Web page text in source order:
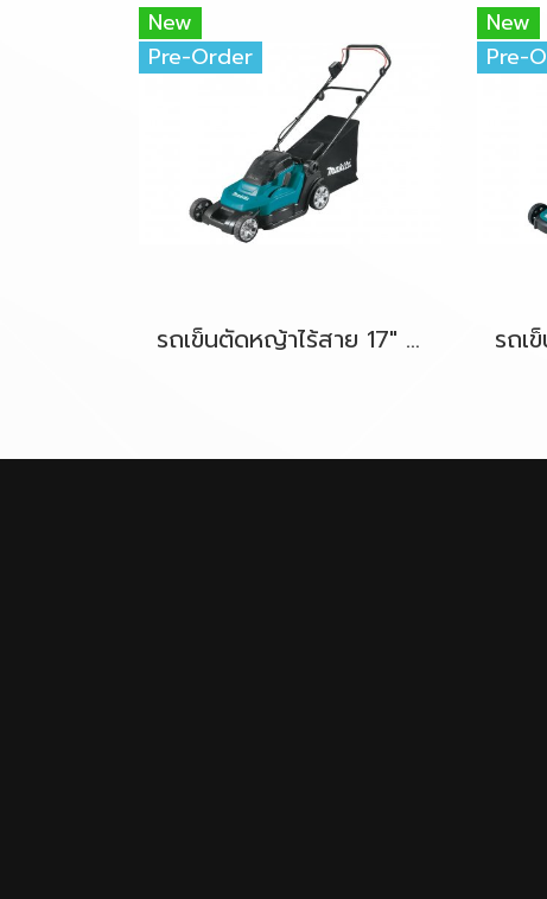
New
Pre-Order
รถเข็นตัดหญ้าไร้สาย 17" 36V-LXT (18Vx2) MAKITA DLM432Z ตัวเครื่องเปล่า
New
Pre-